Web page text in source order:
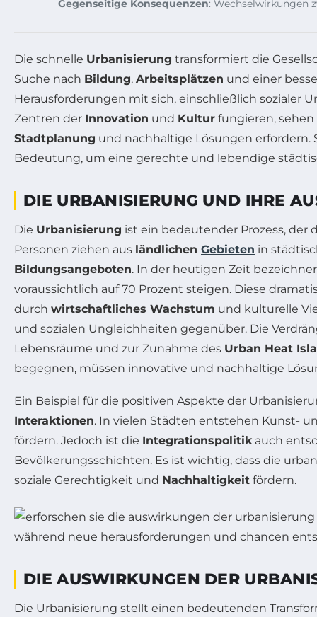
Gegenseitige Konsequenzen: Wechselwirkungen
Die schnelle Urbanisierung transformiert die
Suche nach Bildung, Arbeitsplätzen und einer
Herausforderungen mit sich, einschließlich sozialer
Zentren der Innovation und Kultur fungieren,
Stadtplanung und nachhaltige Lösungen erfordern.
Bedeutung, um eine gerechte und lebendige
DIE URBANISIERUNG UND IHRE
Die Urbanisierung ist ein bedeutender Prozess,
Personen ziehen aus ländlichen Gebieten in
Bildungsangeboten. In der heutigen Zeit
voraussichtlich auf 70 Prozent steigen. Diese
durch wirtschaftliches Wachstum und kulturelle
und sozialen Ungleichheiten gegenüber. Die
Lebensräume und zur Zunahme des Urban Heat
begegnen, müssen innovative und nachhaltige
Ein Beispiel für die positiven Aspekte der
Interaktionen. In vielen Städten entstehen Kunst-
fördern. Jedoch ist die Integrationspolitikauch
Bevölkerungsschichten. Es ist wichtig, dass die
soziale Gerechtigkeit und Nachhaltigkeit fördern.
DIE AUSWIRKUNGEN DER
Die Urbanisierung stellt einen bedeutenden